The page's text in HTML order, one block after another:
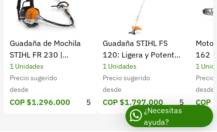
5 Estrellas
4 Estrellas
3 Estrellas
2 Estrellas
1 Estrellas
Guadaña de Mochila
STIHL FR 230 |
Potencia y rendimiento
1 Unidades
Precio sugerido
desde
COP $1.296.000 5
Guadaña STIHL FS
120: Ligera y Potente
para el Campo
1 Unidades
Precio sugerido
desde
COP $1.797.000 5
162 |
1
desde
COP
¿Necesitas
ayuda?